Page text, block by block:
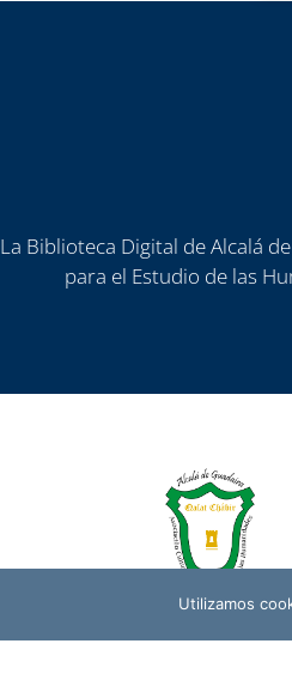
La Biblioteca Digital de Alcalá
para el Estudio de las
QALAT CHÁBIR (ASOCIACIÓN
Utilizamos